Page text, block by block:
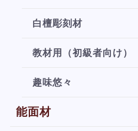
白檀彫刻材
教材用（初級者向け）
趣味悠々
能面材